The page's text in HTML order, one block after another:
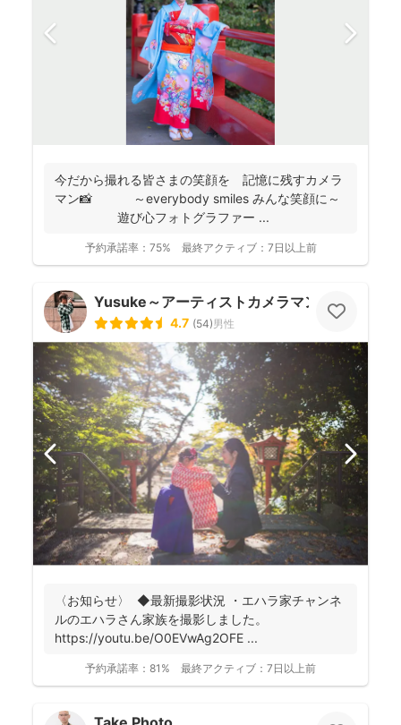
今だから撮れる皆さまの笑顔を 記憶に残すカメラ
マン📸 ～everybody smiles みんな笑顔に～
遊び心フォトグラファー ...
予約承諾率： 75% 最終アクティブ： 7日以上前
Yusuke～アーティストカメラマン
4.7 (54)男性
〈お知らせ〉 ◆最新撮影状況 ・エハラ家チャンネ
ルのエハラさん家族を撮影しました。
https://youtu.be/O0EVwAg2OFE ...
予約承諾率： 81% 最終アクティブ： 7日以上前